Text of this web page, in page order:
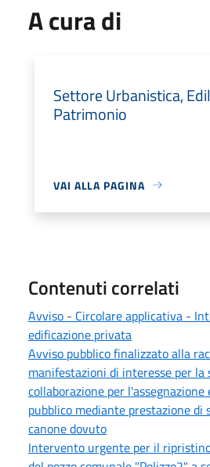
A cura di
Settore Urbanistica,
Patrimonio
VAI ALLA PAGINA
Contenuti correlati
Avviso - Circolare applicativa -
edificazione privata
Avviso pubblico finalizzato alla
manifestazioni di interesse per la
collaborazione per
pubblico mediante prestazione
canone dovuto
Intervento urgente per il